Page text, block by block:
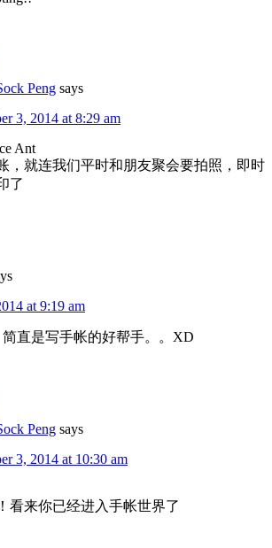
Peng says
3, 2014 at 8:29 am
Ant
，就连我们平时和朋友聚会要拍照，即时
了
at 9:19 am
直是写手帐的好帮手。。XD
Peng says
3, 2014 at 10:30 am
看来你已经进入手帐世界了